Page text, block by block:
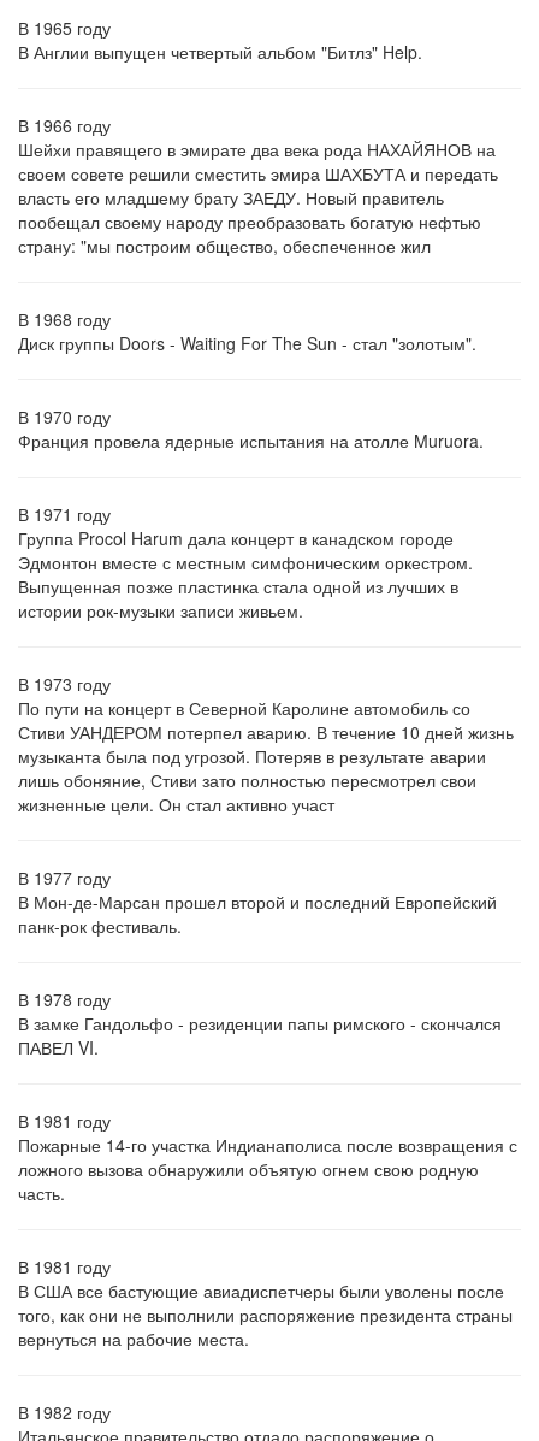
В 1965 году
В Англии выпущен четвертый альбом "Битлз" Help.
В 1966 году
Шейхи правящего в эмирате два века рода НАХАЙЯНОВ на
своем совете решили сместить эмира ШАХБУТА и передать
власть его младшему брату ЗАЕДУ. Новый правитель
пообещал своему народу преобразовать богатую нефтью
страну: "мы построим общество, обеспеченное жил
В 1968 году
Диск группы Doors - Waiting For The Sun - стал "золотым".
В 1970 году
Франция провела ядерные испытания на атолле Muruora.
В 1971 году
Группа Procol Harum дала концерт в канадском городе
Эдмонтон вместе с местным симфоническим оркестром.
Выпущенная позже пластинка стала одной из лучших в
истории рок-музыки записи живьем.
В 1973 году
По пути на концерт в Северной Каролине автомобиль со
Стиви УАНДЕРОМ потерпел аварию. В течение 10 дней жизнь
музыканта была под угрозой. Потеряв в результате аварии
лишь обоняние, Стиви зато полностью пересмотрел свои
жизненные цели. Он стал активно участ
В 1977 году
В Мон-де-Марсан прошел второй и последний Европейский
панк-рок фестиваль.
В 1978 году
В замке Гандольфо - резиденции папы римского - скончался
ПАВЕЛ VI.
В 1981 году
Пожарные 14-го участка Индианаполиса после возвращения с
ложного вызова обнаружили объятую огнем свою родную
часть.
В 1981 году
В США все бастующие авиадиспетчеры были уволены после
того, как они не выполнили распоряжение президента страны
вернуться на рабочие места.
В 1982 году
Итальянское правительство отдало распоряжение о